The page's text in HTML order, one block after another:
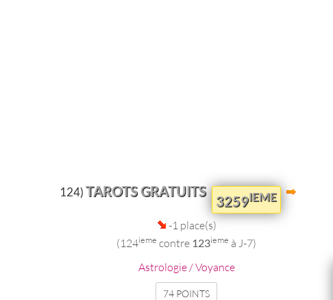
124)TAROTS GRATUITS
3259IEME
-1 place(s)
(124ieme contre 123ieme à J-7)
Astrologie / Voyance
74 POINTS